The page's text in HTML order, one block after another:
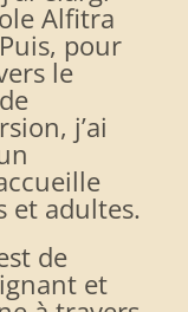
Alfitra
pour
le
j’ai
et adultes.
de
et